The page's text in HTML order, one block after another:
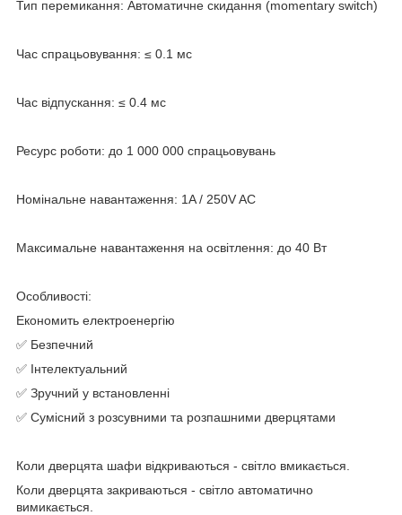
Тип перемикання: Автоматичне скидання (momentary switch)
Час спрацьовування: ≤ 0.1 мс
Час відпускання: ≤ 0.4 мс
Ресурс роботи: до 1 000 000 спрацьовувань
Номінальне навантаження: 1A / 250V AC
Максимальне навантаження на освітлення: до 40 Вт
Особливості:
Економить електроенергію
✅ Безпечний
✅ Інтелектуальний
✅ Зручний у встановленні
✅ Сумісний з розсувними та розпашними дверцятами
Коли дверцята шафи відкриваються - світло вмикається.
Коли дверцята закриваються - світло автоматично
вимикається.